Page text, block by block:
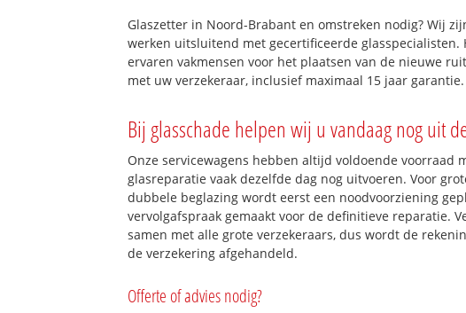
Glaszetter in Noord-Brabant en omstreken nodig? Wij
werken uitsluitend met gecertificeerde glasspecialisten.
ervaren vakmensen voor het plaatsen van de nieuwe
met uw verzekeraar, inclusief maximaal 15 jaar garantie.
Bij glasschade helpen wij u vandaag nog uit
Onze servicewagens hebben altijd voldoende voorraad
glasreparatie vaak dezelfde dag nog uitvoeren. Voor
dubbele beglazing wordt eerst een noodvoorziening
vervolgafspraak gemaakt voor de definitieve reparatie.
samen met alle grote verzekeraars, dus wordt de
de verzekering afgehandeld.
Offerte of advies nodig?